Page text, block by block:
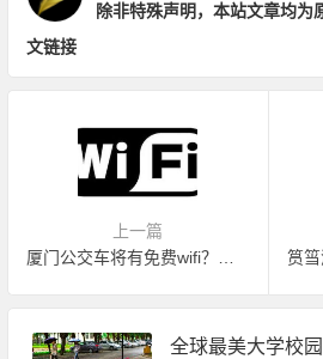
除非特殊声明，本站文章均为
文链接
上一篇
全球最美大学校